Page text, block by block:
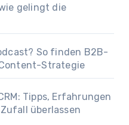
gelingt die
So finden B2B-
Strategie
Tipps, Erfahrungen
überlassen